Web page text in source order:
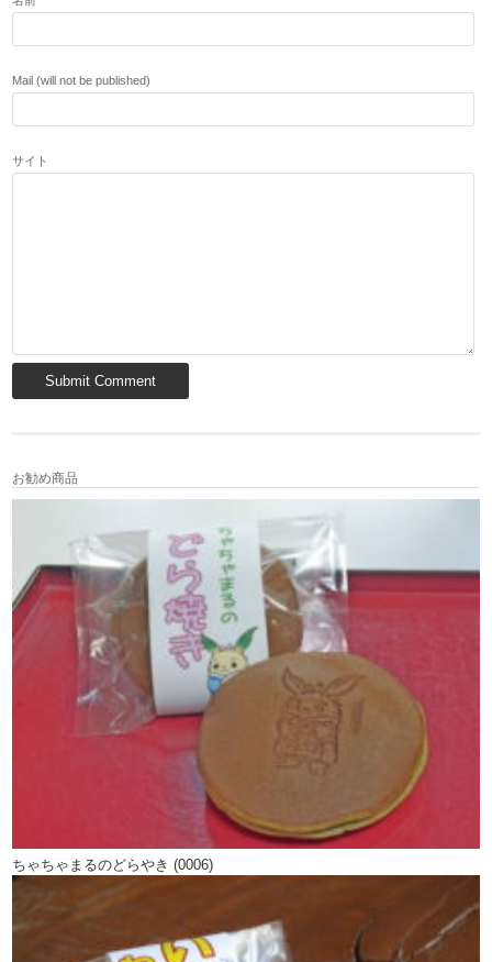
Mail (will not be published)
サイト
お勧め商品
ちゃちゃまるのどらやき (0006)